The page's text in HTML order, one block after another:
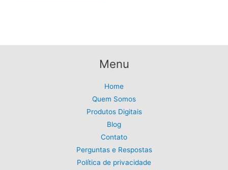
Menu
Home
Quem Somos
Produtos Digitais
Blog
Contato
Perguntas e Respostas
Política de privacidade